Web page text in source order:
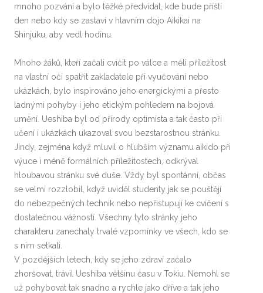
mnoho pozvání a bylo těžké předvídat, kde bude příští
den nebo kdy se zastaví v hlavním dojo Aikikai na
Shinjuku, aby vedl hodinu.
Mnoho žáků, kteří začali cvičit po válce a měli příležitost
na vlastní oči spatřit zakladatele při vyučování nebo
ukázkách, bylo inspirováno jeho energickými a přesto
ladnými pohyby i jeho etickým pohledem na bojová
umění. Ueshiba byl od přírody optimista a tak často při
učení i ukázkách ukazoval svou bezstarostnou stránku.
Jindy, zejména když mluvil o hlubším významu aikido při
výuce i méně formálních příležitostech, odkrýval
hloubavou stránku své duše. Vždy byl spontánní, občas
se velmi rozzlobil, když uviděl studenty jak se pouštějí
do nebezpečných technik nebo nepřistupují ke cvičení s
dostatečnou vážností. Všechny tyto stránky jeho
charakteru zanechaly trvalé vzpomínky ve všech, kdo se
s ním setkali.
V pozdějších letech, kdy se jeho zdraví začalo
zhoršovat, trávil Ueshiba většinu času v Tokiu. Nemohl se
už pohybovat tak snadno a rychle jako dříve a tak jeho